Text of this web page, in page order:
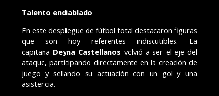
Talento endiablado
En este despliegue de fútbol total destacaron figuras
que son hoy referentes indiscutibles. La
capitana Deyna Castellanos volvió a ser el eje del
ataque, participando directamente en la creación de
juego y sellando su actuación con un gol y una
asistencia.